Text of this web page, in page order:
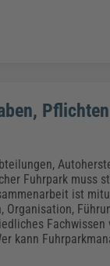
Fuhrpark muss
ist
kann